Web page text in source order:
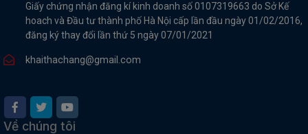
Giấy chứng nhận đăng kí kinh doanh số 0107319663 do Sở Kế
hoach và Đầu tư thành phố Hà Nội cấp lần đầu ngày 01/02/2016,
đăng ký thay đổi lần thứ 5 ngày 07/01/2021
khaithachang@gmail.com
Về chúng tôi